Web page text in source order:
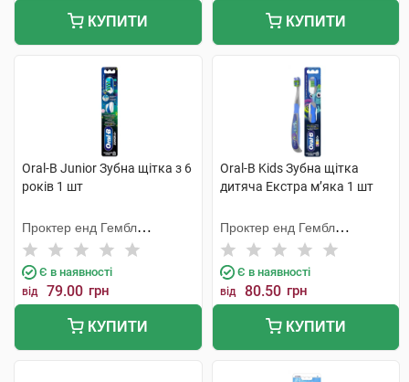
КУПИТИ КУПИТИ
Oral-B Junior Зубна щітка з 6
років 1 шт
Проктер енд Гембл
Меньюфекчурінг
Є в наявності
від 79.00 грн
КУПИТИ
Oral-B Kids Зубна щітка
дитяча Екстра м’яка 1 шт
Проктер енд Гембл
Меньюфекчурінг
Є в наявності
від 80.50 грн
КУПИТИ